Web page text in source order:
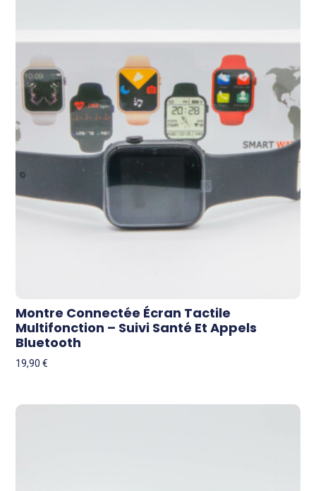
Montre Connectée Écran Tactile
Multifonction – Suivi Santé Et Appels
Bluetooth
19,90€